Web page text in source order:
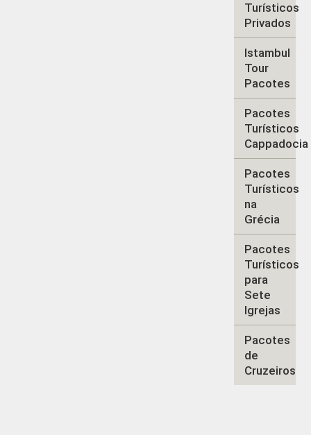
Turísticos
Privados
Istambul
Tour
Pacotes
Pacotes
Turísticos
Cappadocia
Pacotes
Turísticos
na
Grécia
Pacotes
Turísticos
para
Sete
Igrejas
Pacotes
de
Cruzeiros